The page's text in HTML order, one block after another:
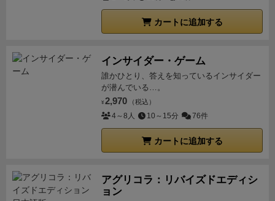
いけない。これを、マメじゃないよ形式で集めなけれ
ばいけないから、ボードゲーム慣れしていない人がや
にマメじゃないよ形式のフェイズで何のカードを出せ
ばいいかわかりづらい。 ボードゲーム慣れしている人
なら、親が欲しそうなカードを出せばいいか、親が欲
しくなくて自分が欲しいカードを出すかの２択なのだ
が、マメじゃないよと違って、全員同時公開でないの
で、自分の番まで回ってくるかどうかまで気にしなけ
ればならず、段階的に考えることが多いため、初心者
逆に言えば、ここまで考えられるプレイヤーが集まれ
ば、かなり楽しいゲームだと思う。
カートに追加する
インサイダー・ゲーム
誰かひとり、答えを知っているインサイダー
が潜んでいる…。
¥ 2,970 （税込）
4～8人 10～15分 76件
カートに追加する
アグリコラ：リバイズドエディシ
ョン